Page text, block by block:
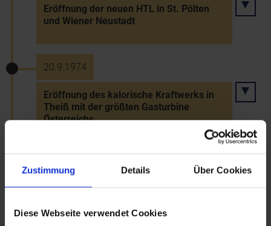
Zustimmung Details Über Cookies
Diese Webseite verwendet Cookies
Eröffnung der neuen HTL in St. Pölten
und Wiener Neustadt
20.9.1974
Eröffnung des kalorische Kraftwerks in
Theiß mit der größten Gasturbine
Österreichs